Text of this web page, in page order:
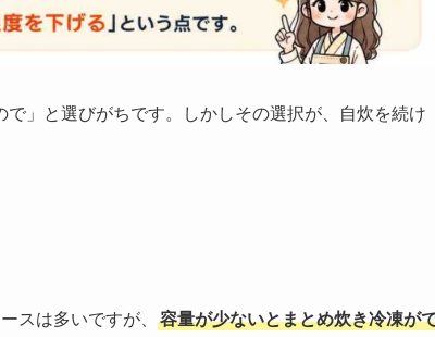
」と選びがちです。しかしその選択が、自炊を続け
スは多いですが、
容量が少ないとまとめ炊き冷凍が